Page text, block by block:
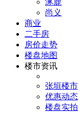
涿鹿
尚义
商业
二手房
房价走势
楼盘地图
楼市资讯
张垣楼市
优惠动态
楼盘实拍